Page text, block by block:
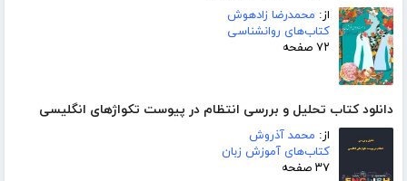
از: محمدرضا زادهوش
کتاب‌های روانشناسی
۷۲ صفحه
دانلود کتاب تحلیل و بررسی انتظام در پیوست تکواژهای انگلیسی
از: محمد آذروش
کتاب‌های آموزش زبان
۳۷ صفحه